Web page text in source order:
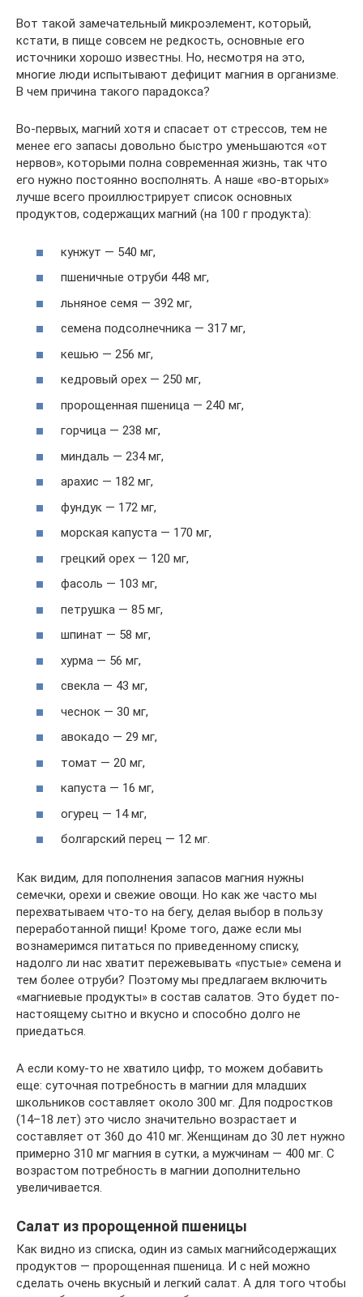
Вот такой замечательный микроэлемент, который,
кстати, в пище совсем не редкость, основные его
источники хорошо известны. Но, несмотря на это,
многие люди испытывают дефицит магния в организме.
В чем причина такого парадокса?
Во-первых, магний хотя и спасает от стрессов, тем не
менее его запасы довольно быстро уменьшаются «от
нервов», которыми полна современная жизнь, так что
его нужно постоянно восполнять. А наше «во-вторых»
лучше всего проиллюстрирует список основных
продуктов, содержащих магний (на 100 г продукта):
кунжут — 540 мг,
пшеничные отруби 448 мг,
льняное семя — 392 мг,
семена подсолнечника — 317 мг,
кешью — 256 мг,
кедровый орех — 250 мг,
пророщенная пшеница — 240 мг,
горчица — 238 мг,
миндаль — 234 мг,
арахис — 182 мг,
фундук — 172 мг,
морская капуста — 170 мг,
грецкий орех — 120 мг,
фасоль — 103 мг,
петрушка — 85 мг,
шпинат — 58 мг,
хурма — 56 мг,
свекла — 43 мг,
чеснок — 30 мг,
авокадо — 29 мг,
томат — 20 мг,
капуста — 16 мг,
огурец — 14 мг,
болгарский перец — 12 мг.
Как видим, для пополнения запасов магния нужны
семечки, орехи и свежие овощи. Но как же часто мы
перехватываем что-то на бегу, делая выбор в пользу
переработанной пищи! Кроме того, даже если мы
вознамеримся питаться по приведенному списку,
надолго ли нас хватит пережевывать «пустые» семена и
тем более отруби? Поэтому мы предлагаем включить
«магниевые продукты» в состав салатов. Это будет по-
настоящему сытно и вкусно и способно долго не
приедаться.
А если кому-то не хватило цифр, то можем добавить
еще: суточная потребность в магнии для младших
школьников составляет около 300 мг. Для подростков
(14–18 лет) это число значительно возрастает и
составляет от 360 до 410 мг. Женщинам до 30 лет нужно
примерно 310 мг магния в сутки, а мужчинам — 400 мг. С
возрастом потребность в магнии дополнительно
увеличивается.
Салат из пророщенной пшеницы
Как видно из списка, один из самых магнийсодержащих
продуктов — пророщенная пшеница. И с ней можно
сделать очень вкусный и легкий салат. А для того чтобы